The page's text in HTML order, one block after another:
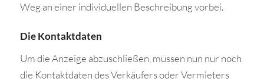
Weg an einer individuellen Beschreibung vorbei.
Die Kontaktdaten
Um die Anzeige abzuschließen, müssen nun nur noch
die Kontaktdaten des Verkäufers oder Vermieters